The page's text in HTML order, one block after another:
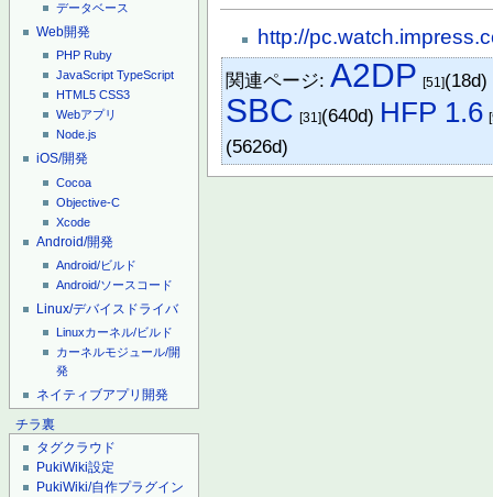
データベース
Web開発
PHP Ruby
JavaScript TypeScript
HTML5 CSS3
Webアプリ
Node.js
iOS/開発
Cocoa
Objective-C
Xcode
Android/開発
Android/ビルド
Android/ソースコード
Linux/デバイスドライバ
Linuxカーネル/ビルド
カーネルモジュール/開
発
ネイティブアプリ開発
チラ裏
タグクラウド
PukiWiki設定
PukiWiki/自作プラグイン
http://
関連ページ:A2DP [51](18d)
SBC [31](640d) HFP 1.6
(5626d)